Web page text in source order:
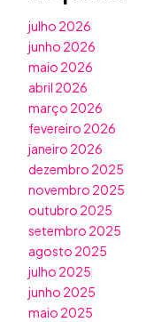
julho 2026
junho 2026
maio 2026
abril 2026
março 2026
fevereiro 2026
janeiro 2026
dezembro 2025
novembro 2025
outubro 2025
setembro 2025
agosto 2025
julho 2025
junho 2025
maio 2025